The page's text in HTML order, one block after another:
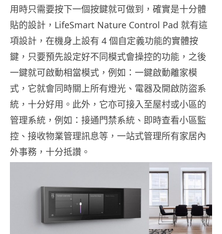
用時只需要按下一個按鍵就可做到，確實是十分體
貼的設計，LifeSmart Nature Control Pad 就有這
項設計，在機身上設有 4 個自定義功能的實體按
鍵，只要預先設定好不同模式會操控的功能，之後
一鍵就可啟動相當模式，例如：一鍵啟動離家模
式，它就會同時關上所有燈光、電器及開啟防盜系
統，十分好用。此外，它亦可接入至屋村或小區的
管理系統，例如：接通門禁系統、即時查看小區監
控、接收物業管理訊息等，一站式管理所有家居內
外事務，十分抵讚。